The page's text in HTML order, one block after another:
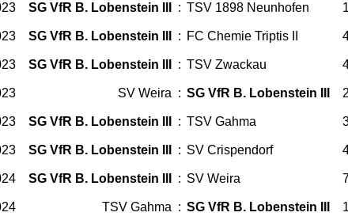
SG VfR B. Lobenstein III : TSV 1898 Neunhofen
SG VfR B. Lobenstein III : FC Chemie Triptis II
SG VfR B. Lobenstein III : TSV Zwackau
SV Weira : SG VfR B. Lobenstein III
SG VfR B. Lobenstein III : TSV Gahma
SG VfR B. Lobenstein III : SV Crispendorf
SG VfR B. Lobenstein III : SV Weira
TSV Gahma : SG VfR B. Lobenstein III